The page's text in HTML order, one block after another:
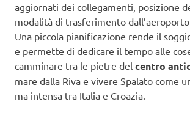
aggiornati dei collegamenti, posizione
modalità di trasferimento
Una piccola pianificazione rende il
e permette di dedicare il tempo alle
camminare tra le pietre del centro
mare dalla Riva e vivere Spalato come
ma intensa tra Italia e Croazia.